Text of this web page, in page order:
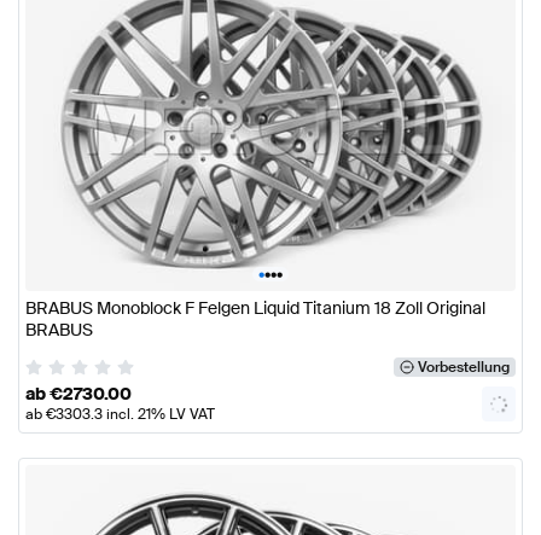
••••
BRABUS Monoblock F Felgen Liquid Titanium 18 Zoll Original
BRABUS
Vorbestellung
ab€2730.00
ab€3303.3incl. 21% LV VAT